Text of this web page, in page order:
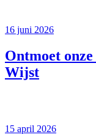
16 juni 2026
Ontmoet
Wijst
15 april 2026